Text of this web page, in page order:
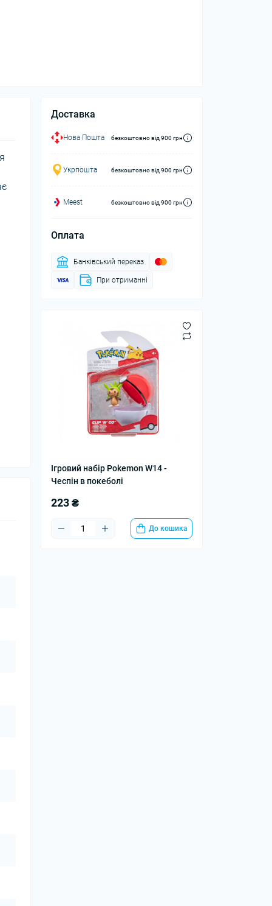
Доставка
Нова Пошта безкоштовно від 900 грн
Укрпошта безкоштовно від 900 грн
Meest безкоштовно від 900 грн
Оплата
Банківський переказ
При отриманні
Ігровий набір Pokemon W14 -
Чеспін в покеболі
223 ₴
До кошика